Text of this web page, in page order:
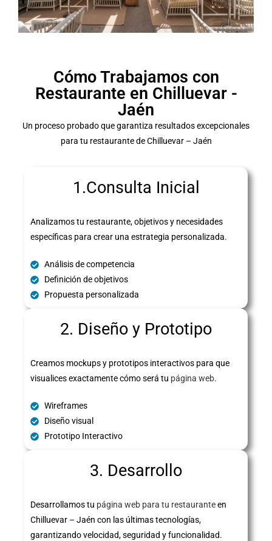
Cómo Trabajamos con
Restaurante en Chilluevar -
Jaén
Un proceso probado que garantiza resultados excepcionales
para tu restaurante de Chilluevar – Jaén
1.Consulta Inicial
Analizamos tu restaurante, objetivos y necesidades
específicas para crear una estrategia personalizada.
Análisis de competencia
Definición de objetivos
Propuesta personalizada
2. Diseño y Prototipo
Creamos mockups y prototipos interactivos para que
visualices exactamente cómo será tu página web.
Wireframes
Diseño visual
Prototipo Interactivo
3. Desarrollo
Desarrollamos tu página web para tu restauranteen
Chilluevar – Jaén con las últimas tecnologías,
garantizando velocidad, seguridad y funcionalidad.